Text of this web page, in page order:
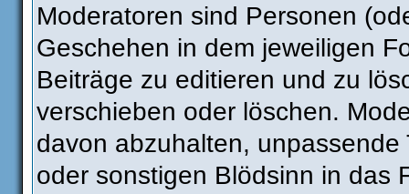
Moderatoren sind Personen
Geschehen in dem jeweiligen
Beiträge zu editieren und zu
verschieben oder löschen.
davon abzuhalten,
oder sonstigen Blödsinn in das